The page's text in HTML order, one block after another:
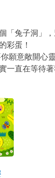
「兔子洞」
彩蛋！
願意敞開心
一直在等待著